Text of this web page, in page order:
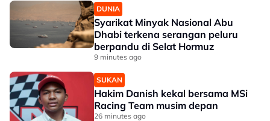
DUNIA
Syarikat Minyak Nasional Abu
Dhabi terkena serangan peluru
berpandu di Selat Hormuz
9 minutes ago
SUKAN
Hakim Danish kekal bersama MSi
Racing Team musim depan
26 minutes ago